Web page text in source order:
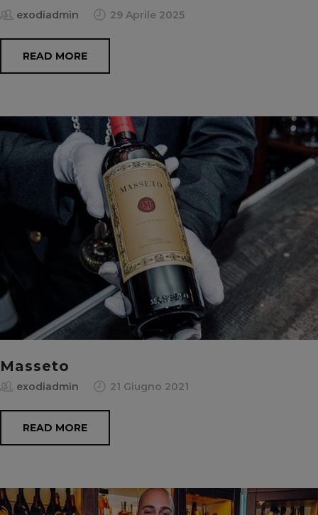
exodiadmin 29 Aprile 2025
READ MORE
Masseto
exodiadmin 21 Giugno 2021
READ MORE